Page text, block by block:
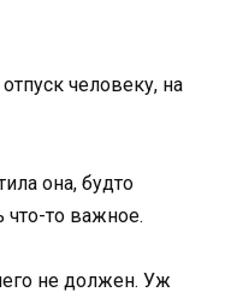
человеку, на
она, будто
что-то важное.
не должен. Уж